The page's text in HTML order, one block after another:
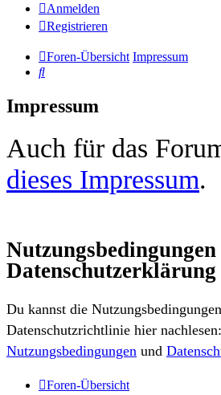
Anmelden
Registrieren
Foren-Übersicht Impressum
Suche
Impressum
Auch für das
dieses Impressum.
Datenschutzerklärung
Du kannst die
Datenschutzrichtlinie hier nachlesen:
Nutzungsbedingungen und
Foren-Übersicht